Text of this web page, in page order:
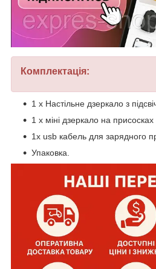
Комплектація:
1 х Настільне дзеркало з
1 х міні дзеркало на
1x usb кабель для зарядного
Упаковка.